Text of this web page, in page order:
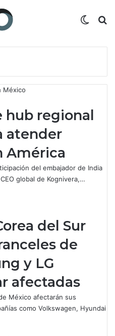
hub regional
atender
América
del embajador de India
global de Kognivera,…
del Sur
de
y LG
afectadas
México afectarán sus
como Volkswagen, Hyundai